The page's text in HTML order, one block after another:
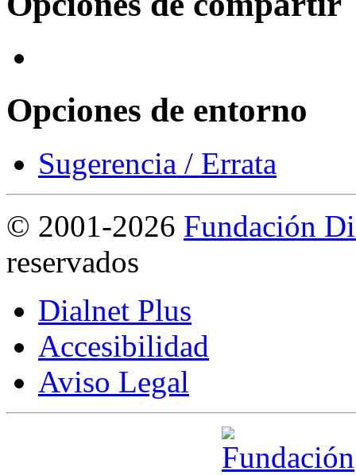
Opciones de entorno
Sugerencia / Errata
© 2001-2026 Fundación
reservados
Dialnet Plus
Accesibilidad
Aviso Legal